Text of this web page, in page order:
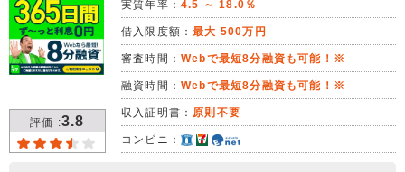
評価 :3.8
実質年率： 4.5 ～ 18.0％
借入限度額：最大 500万円
審査時間： Webで最短8分融資も可能！※
融資時間： Webで最短8分融資も可能！※
収入証明書： 原則不要
コンビニ：